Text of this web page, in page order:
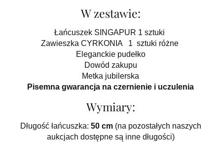
W zestawie:
Łańcuszek SINGAPUR 1 sztuki
Zawieszka CYRKONIA 1 sztuki różne
Eleganckie pudełko
Dowód zakupu
Metka jubilerska
Pisemna gwarancja na czernienie i uczulenia
Wymiary:
Długość łańcuszka: 50 cm(na pozostałych naszych
aukcjach dostępne są inne długości)